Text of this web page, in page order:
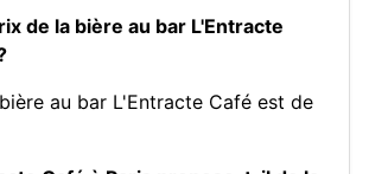
de la bière au bar L'Entracte
au bar L'Entracte Café est de